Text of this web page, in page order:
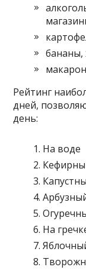
бананы,
Рейтинг
дней,
день:
На воде
На